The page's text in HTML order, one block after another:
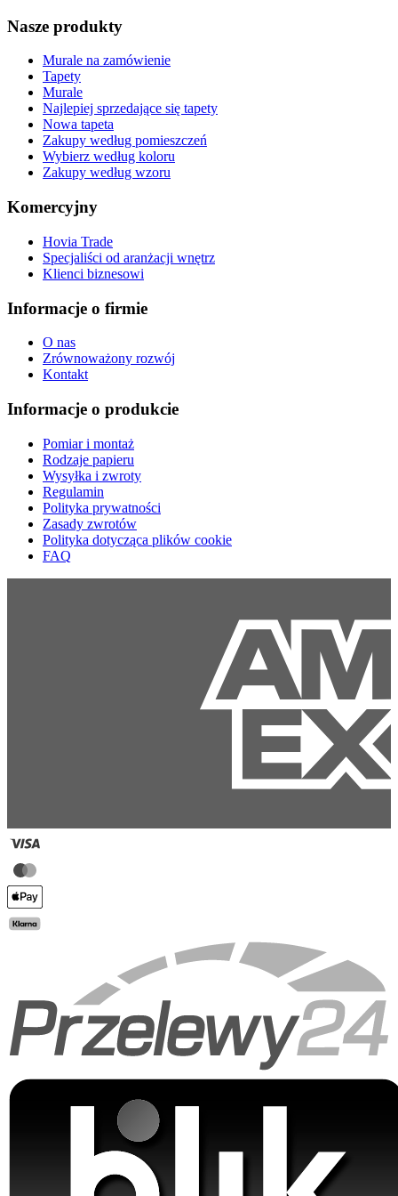
Nasze produkty
Murale na zamówienie
Tapety
Murale
Najlepiej sprzedające się tapety
Nowa tapeta
Zakupy według pomieszczeń
Wybierz według koloru
Zakupy według wzoru
Komercyjny
Hovia Trade
Specjaliści od aranżacji wnętrz
Klienci biznesowi
Informacje o firmie
O nas
Zrównoważony rozwój
Kontakt
Informacje o produkcie
Pomiar i montaż
Rodzaje papieru
Wysyłka i zwroty
Regulamin
Polityka prywatności
Zasady zwrotów
Polityka dotycząca plików cookie
FAQ